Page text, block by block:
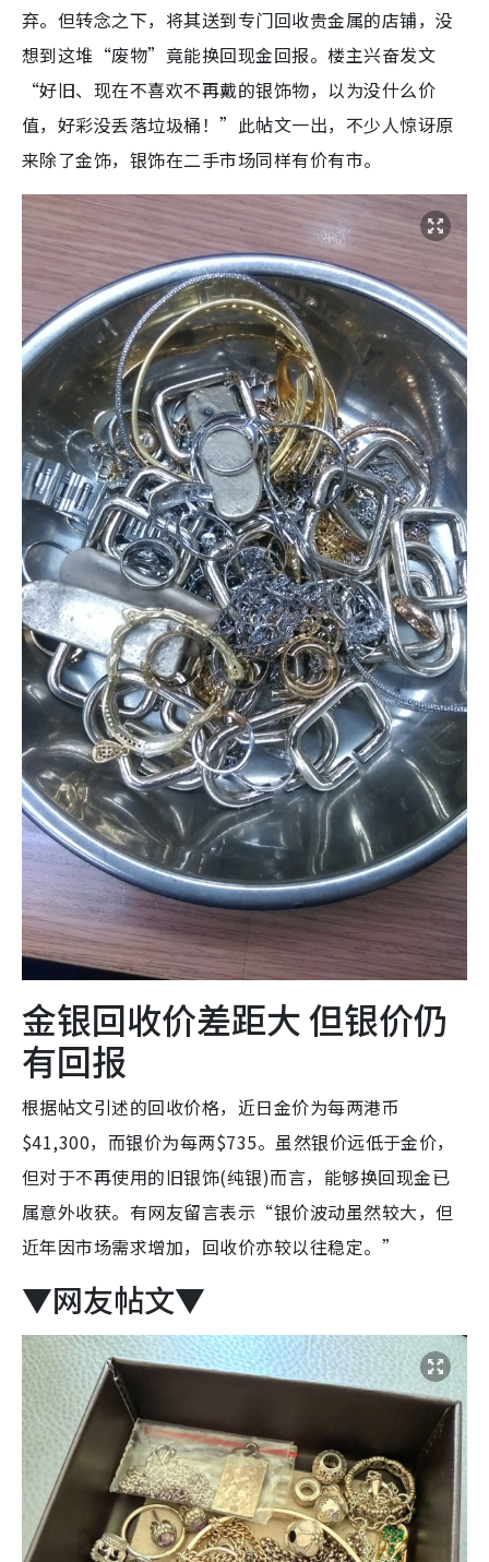
弃。但转念之下，将其送到专门回收贵金属的店铺，没
想到这堆“废物”竟能换回现金回报。楼主兴奋发文
“好旧、现在不喜欢不再戴的银饰物，以为没什么价
值，好彩没丢落垃圾桶！”此帖文一出，不少人惊讶原
来除了金饰，银饰在二手市场同样有价有市。
金银回收价差距大 但银价仍
有回报
根据帖文引述的回收价格，近日金价为每两港币
$41,300，而银价为每两$735。虽然银价远低于金价，
但对于不再使用的旧银饰(纯银)而言，能够换回现金已
属意外收获。有网友留言表示“银价波动虽然较大，但
近年因市场需求增加，回收价亦较以往稳定。”
▼网友帖文▼